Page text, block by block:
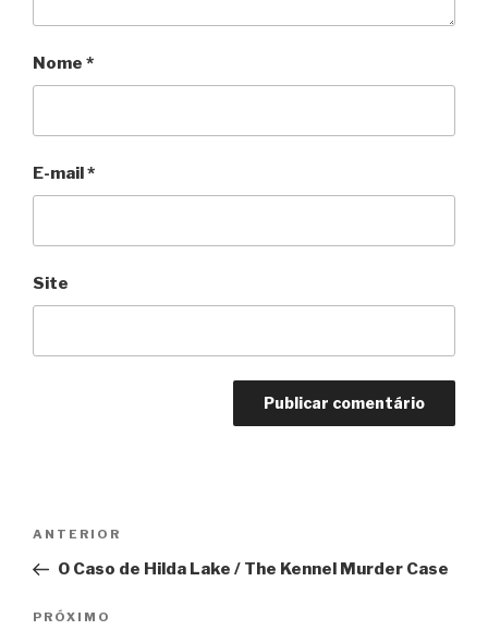
Nome *
E-mail *
Site
Post
Anterior
ANTERIOR
O Caso de Hilda Lake / The Kennel Murder Case
Próximo
PRÓXIMO